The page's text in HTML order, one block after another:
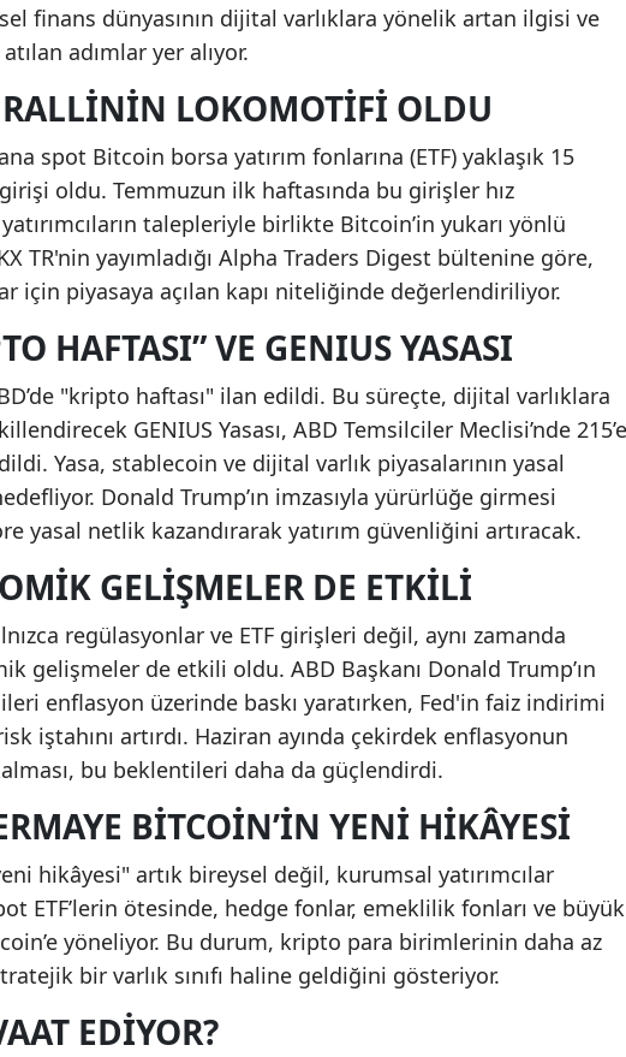
finans dünyasının dijital varlıklara yönelik artan ilgisi ve
adımlar yer alıyor.
RALLININ LOKOMOTIFI OLDU
spot Bitcoin borsa yatırım fonlarına (ETF) yaklaşık 15
oldu. Temmuzun ilk haftasında bu girişler hız
talepleriyle birlikte Bitcoin’in yukarı yönlü
TR'nin yayımladığı Alpha Traders Digest bültenine göre,
için piyasaya açılan kapı niteliğinde değerlendiriliyor.
HAFTASI” VE GENIUS YASASI
"kripto haftası" ilan edildi. Bu süreçte, dijital varlıklara
GENIUS Yasası, ABD Temsilciler Meclisi’nde 215’e
Yasa, stablecoin ve dijital varlık piyasalarının yasal
Donald Trump’ın imzasıyla yürürlüğe girmesi
yasal netlik kazandırarak yatırım güvenliğini artıracak.
GELIŞMELER DE ETKILI
regülasyonlar ve ETF girişleri değil, aynı zamanda
gelişmeler de etkili oldu. ABD Başkanı Donald Trump’ın
enflasyon üzerinde baskı yaratırken, Fed'in faiz indirimi
iştahını artırdı. Haziran ayında çekirdek enflasyonun
bu beklentileri daha da güçlendirdi.
BITCOIN’IN YENI HIKÂYESI
hikâyesi" artık bireysel değil, kurumsal yatırımcılar
ETF’lerin ötesinde, hedge fonlar, emeklilik fonları ve büyük
yöneliyor. Bu durum, kripto para birimlerinin daha az
bir varlık sınıfı haline geldiğini gösteriyor.
EDIYOR?